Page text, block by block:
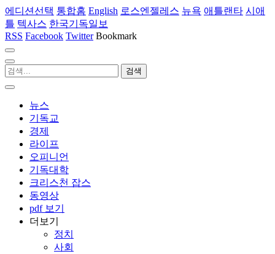
에디션선택 통합홈 English 로스엔젤레스 뉴욕 애틀랜타 시애
틀 텍사스 한국기독일보
RSS Facebook Twitter Bookmark
뉴스
기독교
경제
라이프
오피니언
기독대학
크리스천 잡스
동영상
pdf 보기
더보기
정치
사회